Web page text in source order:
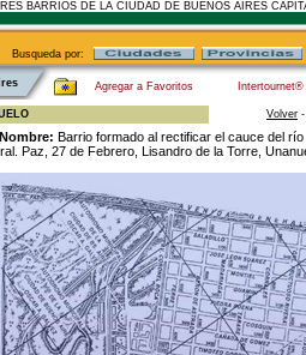
BARRIOS DE LA CIUDAD DE BUENOS AIRES
Busqueda por:
Agregar a Favoritos
Volver
Barrio formado al rectificar el cauce del río
Paz, 27 de Febrero, Lisandro de la Torre,